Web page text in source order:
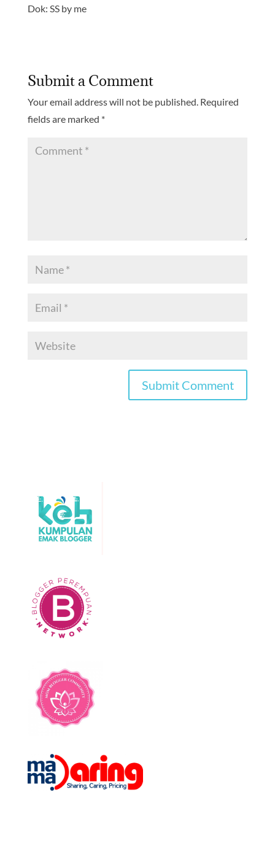
Dok: SS by me
Submit a Comment
Your email address will not be published. Required
fields are marked *